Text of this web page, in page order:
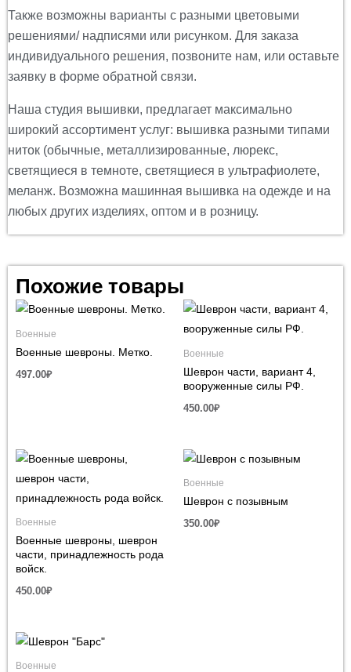
Также возможны варианты с разными цветовыми
решениями/ надписями или рисунком. Для заказа
индивидуального решения, позвоните нам, или оставьте
заявку в форме обратной связи.
Наша студия вышивки, предлагает максимально
широкий ассортимент услуг: вышивка разными типами
ниток (обычные, металлизированные, люрекс,
светящиеся в темноте, светящиеся в ультрафиолете,
меланж. Возможна машинная вышивка на одежде и на
любых других изделиях, оптом и в розницу.
Похожие товары
Военные
Военные шевроны. Метко.
497.00₽
Военные
Шеврон части, вариант 4,
вооруженные силы РФ.
450.00₽
Военные
Военные шевроны, шеврон
части, принадлежность рода
войск.
450.00₽
Военные
Шеврон с позывным
350.00₽
Военные